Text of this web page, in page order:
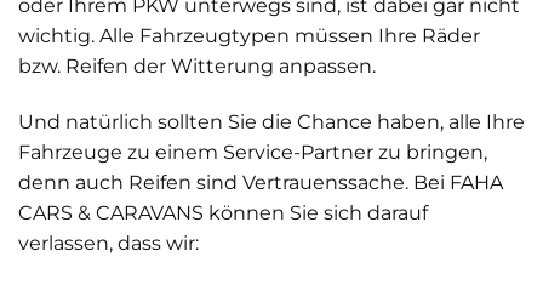
oder Ihrem PKW unterwegs sind, ist dabei gar nicht
wichtig. Alle Fahrzeugtypen müssen Ihre Räder
bzw. Reifen der Witterung anpassen.
Und natürlich sollten Sie die Chance haben, alle Ihre
Fahrzeuge zu einem Service-Partner zu bringen,
denn auch Reifen sind Vertrauenssache. Bei FAHA
CARS & CARAVANS können Sie sich darauf
verlassen, dass wir: